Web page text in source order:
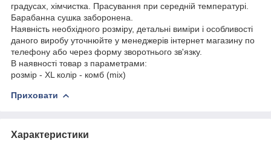
градусах, хімчистка. Прасування при середній температурі.
Барабанна сушка заборонена.
Наявність необхідного розміру, детальні виміри і особливості
даного виробу уточнюйте у менеджерів інтернет магазину по
телефону або через форму зворотнього зв'язку.
В наявності товар з параметрами:
розмір - XL колір - комб (mix)
Приховати
Характеристики